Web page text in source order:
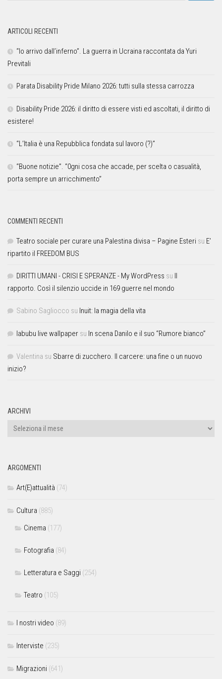
ARTICOLI RECENTI
“Io arrivo dall’inferno”. La guerra in Ucraina raccontata da Yuri
Previtali
Parata Disability Pride Milano 2026: tutti sulla stessa carrozza
Disability Pride 2026: il diritto di essere visti ed ascoltati, il diritto di
esistere!
“L’Italia è una Repubblica fondata sul lavoro (?)”
“Buone notizie”. “0gni cosa che accade, per scelta o casualità,
porta sempre un arricchimento”
COMMENTI RECENTI
Teatro sociale per curare una Palestina divisa – Pagine Esteri su E’
ripartito il FREEDOM BUS
DIRITTI UMANI - CRISI E SPERANZE - My WordPress su Il
rapporto. Così il silenzio uccide in 169 guerre nel mondo
Sabino Sagliocco su Inuit: la magia della vita
labubu live wallpaper su In scena Danilo e il suo “Rumore bianco”
Valentina su Sbarre di zucchero. Il carcere: una fine o un nuovo
inizio?
ARCHIVI
ARGOMENTI
Art(E)attualità (74)
Cultura (885)
Cinema (177)
Fotografia (84)
Letteratura e Saggi (254)
Teatro (105)
I nostri video (89)
Interviste (235)
Migrazioni (641)